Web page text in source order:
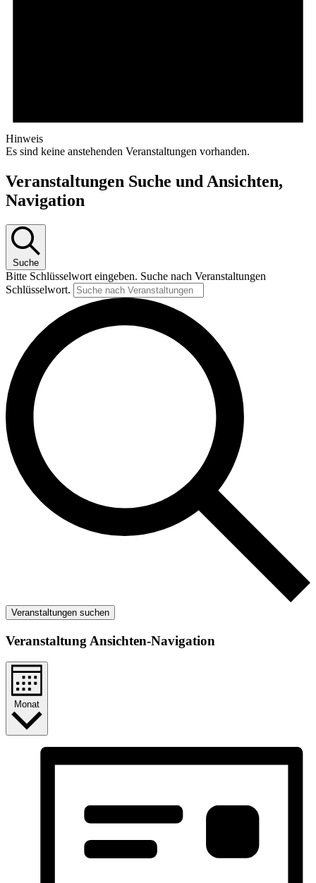
Hinweis
Es sind keine anstehenden Veranstaltungen vorhanden.
Veranstaltungen Suche und Ansichten,
Navigation
Suche
Bitte Schlüsselwort eingeben. Suche nach Veranstaltungen
Schlüsselwort.
Veranstaltungen suchen
Veranstaltung Ansichten-Navigation
Monat